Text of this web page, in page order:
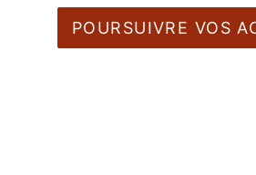
POURSUIVRE VOS